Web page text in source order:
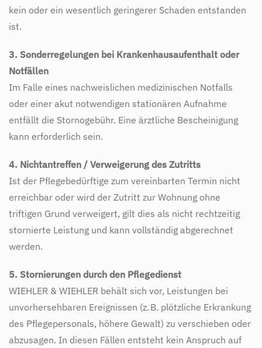
kein oder ein wesentlich geringerer Schaden entstanden
ist.
3. Sonderregelungen bei Krankenhausaufenthalt oder
Notfällen
Im Falle eines nachweislichen medizinischen Notfalls
oder einer akut notwendigen stationären Aufnahme
entfällt die Stornogebühr. Eine ärztliche Bescheinigung
kann erforderlich sein.
4. Nichtantreffen / Verweigerung des Zutritts
Ist der Pflegebedürftige zum vereinbarten Termin nicht
erreichbar oder wird der Zutritt zur Wohnung ohne
triftigen Grund verweigert, gilt dies als nicht rechtzeitig
stornierte Leistung und kann vollständig abgerechnet
werden.
5. Stornierungen durch den Pflegedienst
WIEHLER & WIEHLER behält sich vor, Leistungen bei
unvorhersehbaren Ereignissen (z. B. plötzliche Erkrankung
des Pflegepersonals, höhere Gewalt) zu verschieben oder
abzusagen. In diesen Fällen entsteht kein Anspruch auf